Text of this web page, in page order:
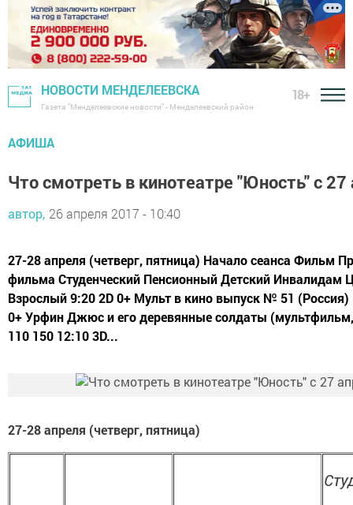
НОВОСТИ МЕНДЕЛЕЕВСКА
Газета "Менделеевские новости" - Менделеевский район
18+
АФИША
Что смотреть в кинотеатре "Юность" с
автор, 26 апреля 2017 - 10:40
27-28 апреля (четверг, пятница) Начало сеанса Фильм
фильма Студенческий Пенсионный Детский Инвалидам
Взрослый 9:20 2D 0+ Мульт в кино выпуск № 51 (Россия)
0+ Урфин Джюс и его деревянные солдаты
110 150 12:10 3D...
27-28 апреля (четверг, пятница)